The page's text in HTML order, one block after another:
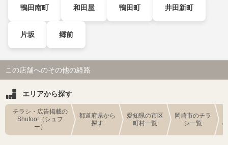
鴨田南町 和田屋 鴨田町 井田新町
片坂 郷前
この店舗へのその他の経路
エリアから探す
チラシ・広告掲載の
Shufoo!（シュフ
ー）
都道府県から
探す
愛知県の市区
町村一覧
岡崎市のチラ
シ一覧